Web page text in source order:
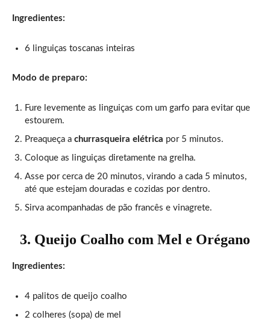
Ingredientes:
6 linguiças toscanas inteiras
Modo de preparo:
Fure levemente as linguiças com um garfo para evitar que
estourem.
Preaqueça a churrasqueira elétrica por 5 minutos.
Coloque as linguiças diretamente na grelha.
Asse por cerca de 20 minutos, virando a cada 5 minutos,
até que estejam douradas e cozidas por dentro.
Sirva acompanhadas de pão francês e vinagrete.
3. Queijo Coalho com Mel e Orégano
Ingredientes:
4 palitos de queijo coalho
2 colheres (sopa) de mel